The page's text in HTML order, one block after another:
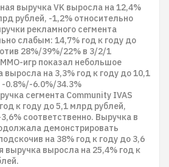
выручка VK выросла на 12,4%
рублей, -1,2% относительно
рекламного сегмента
слабым: 14,7% год к году до
28%/39%/22% в 3/2/1
игр показал небольшое
выросла на 3,3% год к году до 10,1
-0.8%/-6.0%/34.3%
сегмента Community IVAS
к году до 5,1 млрд рублей,
соответственно. Выручка в
демонстрировать
на 38% год к году до 3,6
выручка выросла на 25,4% год к